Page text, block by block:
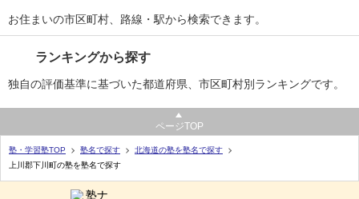
お住まいの市区町村、路線・駅から検索できます。
ランキングから探す
独自の評価基準に基づいた都道府県、市区町村別ランキングです。
ページTOP
塾・学習塾TOP 塾名で探す
北海道の塾を塾名で探す
上川郡下川町の塾を塾名で探す